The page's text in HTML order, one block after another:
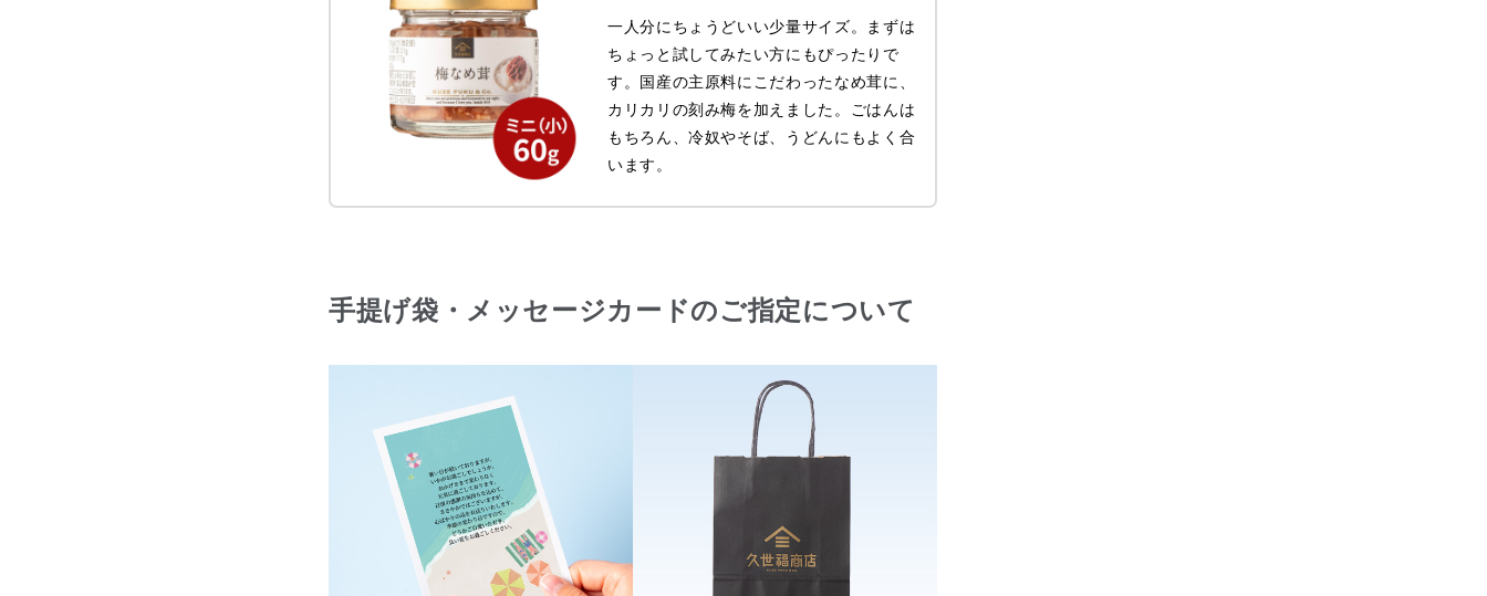
一人分にちょうどいい少量サイズ。まずは
ちょっと試してみたい方にもぴったりで
す。国産の主原料にこだわったなめ茸に、
カリカリの刻み梅を加えました。ごはんは
もちろん、冷奴やそば、うどんにもよく合
います。
手提げ袋・メッセージカードのご指定について